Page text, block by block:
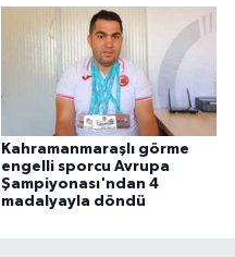
Kahramanmaraşlı görme
engelli sporcu Avrupa
Şampiyonası'ndan 4
madalyayla döndü